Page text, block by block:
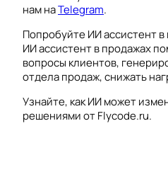
нам наTelegram.
Попробуйте ИИ ассистент
ИИ ассистент в продажах
вопросы клиентов,
отдела продаж, снижать
Узнайте, как ИИ может
решениями от Flycode.ru.